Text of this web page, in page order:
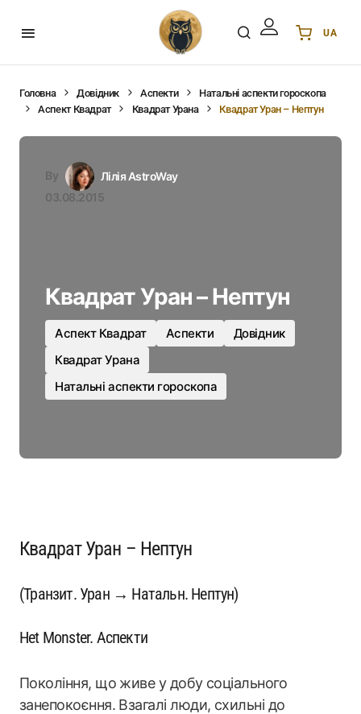
UA
DE Deutsch
PL Polski
Головна Довідник Аспекти
Натальні аспекти гороскопа
Аспект Квадрат
Квадрат Урана Квадрат Уран – Нептун
By
Лілія AstroWay
03.08.2015
Квадрат Уран – Нептун
Аспект Квадрат Аспекти
Довідник
Квадрат Урана
Натальні аспекти гороскопа
Квадрат Уран – Нептун
(Транзит. Уран → Натальн. Нептун)
Het Monster. Аспекти
Покоління, що живе у добу соціального
занепокоєння. Взагалі люди, схильні до